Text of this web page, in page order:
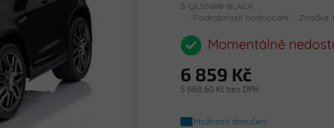
S-QLS5688-BLACK
Průměrné
produktu
je
z
5
Podrobnosti hodnocení Značka:
Momentálně
6 859 Kč
5 668,60 Kč bez DPH
cena:Možnosti doručení